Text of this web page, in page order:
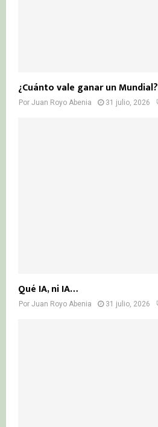
¿Cuánto vale ganar un Mundial?
Por Juan Royo Abenia 31 julio, 2026
Qué IA, ni IA…
Por Juan Royo Abenia 31 julio, 2026